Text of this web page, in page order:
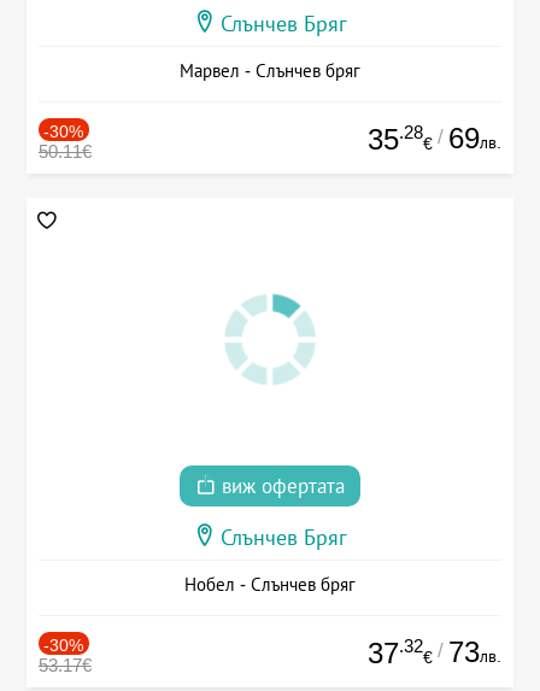
Слънчев Бряг
Марвел - Слънчев бряг
-30%
50.11€ 35.28
€ / 69лв.
виж офертата
Слънчев Бряг
Нобел - Слънчев бряг
-30%
53.17€ 37.32
€ / 73лв.